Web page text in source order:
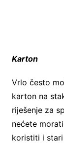
Karton
Vrlo često
karton na
riješenje za
nećete
koristiti i